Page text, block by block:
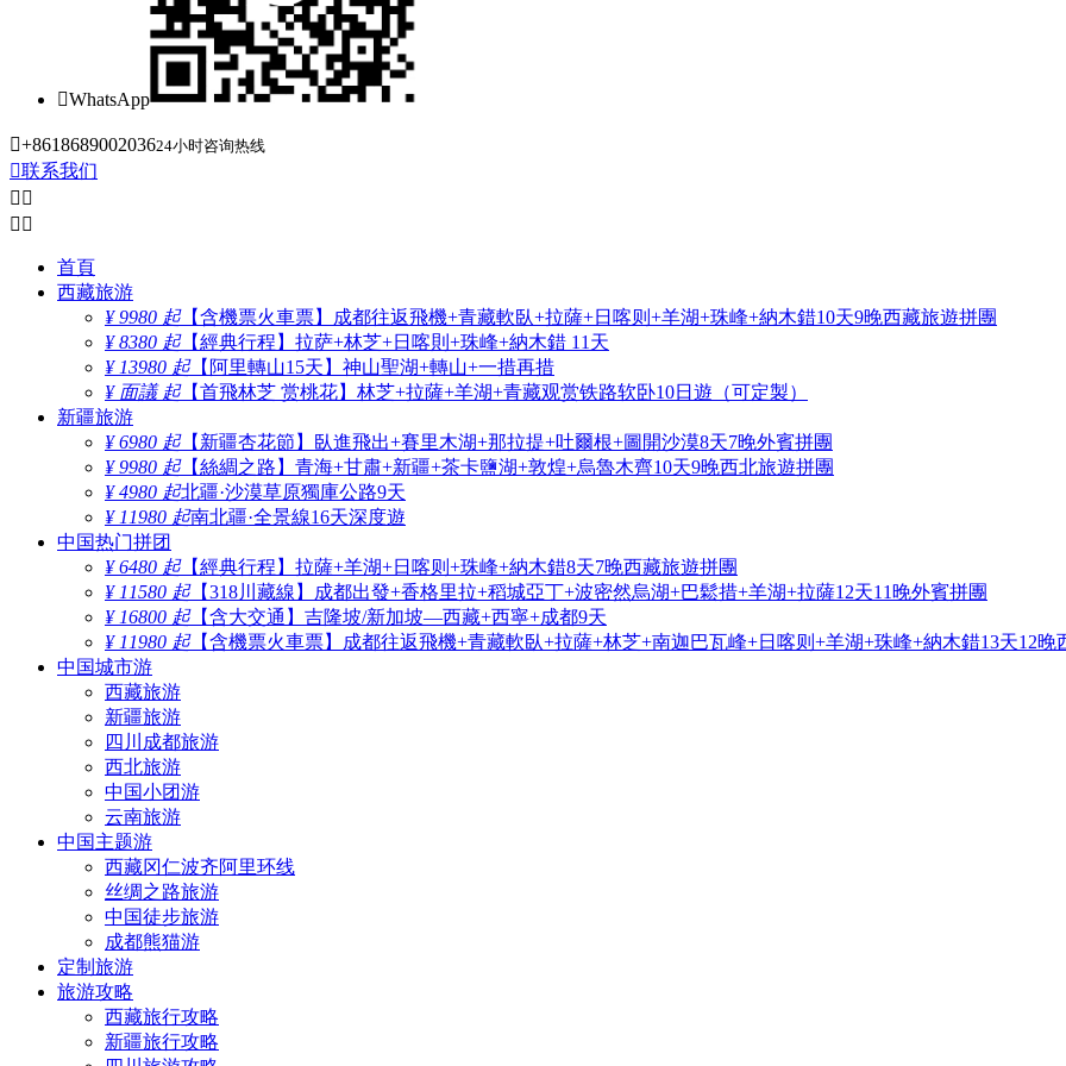
WhatsApp
+861868900203624小时咨询热线
联系我们
 
 
首頁
西藏旅游
¥ 9980 起【含機票火車票】成都往返飛機+青藏軟臥+拉薩+日喀则+羊湖+珠峰+納木錯10天9晚西藏旅遊拼團
¥ 8380 起【經典行程】拉萨+林芝+日喀則+珠峰+納木錯 11天
¥ 13980 起【阿里轉山15天】神山聖湖+轉山+一措再措
¥ 面議 起【首飛林芝 赏桃花】林芝+拉薩+羊湖+青藏观赏铁路软卧10日遊（可定製）
新疆旅游
¥ 6980 起【新疆杏花節】臥進飛出+賽里木湖+那拉提+吐爾根+圖開沙漠8天7晚外賓拼團
¥ 9980 起【絲綢之路】青海+甘肅+新疆+茶卡鹽湖+敦煌+烏魯木齊10天9晚西北旅遊拼團
¥ 4980 起北疆·沙漠草原獨庫公路9天
¥ 11980 起南北疆·全景線16天深度遊
中国热门拼团
¥ 6480 起【經典行程】拉薩+羊湖+日喀则+珠峰+納木錯8天7晚西藏旅遊拼團
¥ 11580 起【318川藏線】成都出發+香格里拉+稻城亞丁+波密然烏湖+巴鬆措+羊湖+拉薩12天11晚外賓拼團
¥ 16800 起【含大交通】吉隆坡/新加坡—西藏+西寧+成都9天
¥ 11980 起【含機票火車票】成都往返飛機+青藏軟臥+拉薩+林芝+南迦巴瓦峰+日喀则+羊湖+珠峰+納木錯13天12晚
中国城市游
西藏旅游
新疆旅游
四川成都旅游
西北旅游
中国小团游
云南旅游
中国主题游
西藏冈仁波齐阿里环线
丝绸之路旅游
中国徒步旅游
成都熊猫游
定制旅游
旅游攻略
西藏旅行攻略
新疆旅行攻略